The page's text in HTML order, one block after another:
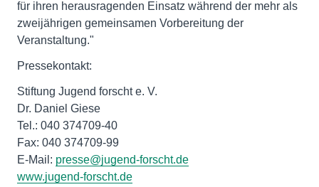
für ihren herausragenden Einsatz während der mehr als
zweijährigen gemeinsamen Vorbereitung der
Veranstaltung."
Pressekontakt:
Stiftung Jugend forscht e. V.
Dr. Daniel Giese
Tel.: 040 374709-40
Fax: 040 374709-99
E-Mail: presse@jugend-forscht.de
www.jugend-forscht.de